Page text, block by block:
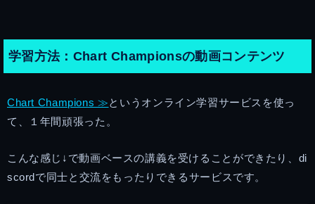
学習方法：Chart Championsの動画コンテンツ
Chart Champions ≫というオンライン学習サービスを使っ
て、１年間頑張った。
こんな感じ↓で動画ベースの講義を受けることができたり、di
scordで同士と交流をもったりできるサービスです。